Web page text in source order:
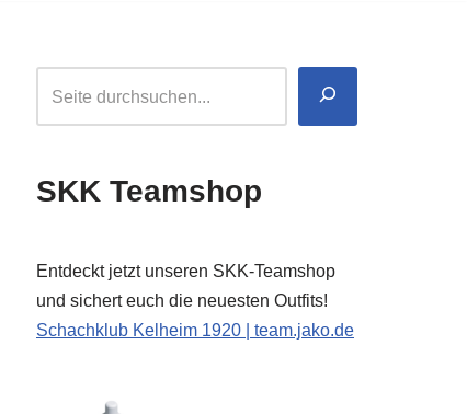
SKK Teamshop
Entdeckt jetzt unseren SKK-Teamshop
und sichert euch die neuesten Outfits!
Schachklub Kelheim 1920 | team.jako.de